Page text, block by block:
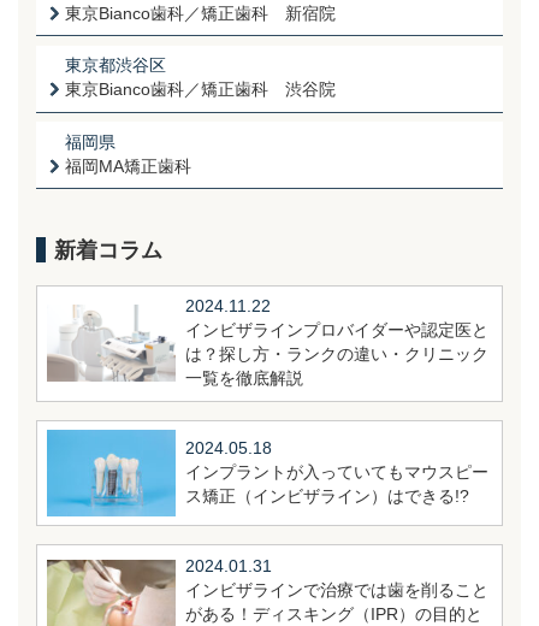
東京Bianco歯科／矯正歯科 新宿院
東京都渋谷区
東京Bianco歯科／矯正歯科 渋谷院
福岡県
福岡MA矯正歯科
新着コラム
2024.11.22
インビザラインプロバイダーや認定医と
は？探し方・ランクの違い・クリニック
一覧を徹底解説
2024.05.18
インプラントが入っていてもマウスピー
ス矯正（インビザライン）はできる!?
2024.01.31
インビザラインで治療では歯を削ること
がある！ディスキング（IPR）の目的と